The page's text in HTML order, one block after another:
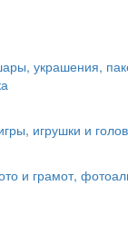
украшения,
игрушки и
и грамот,